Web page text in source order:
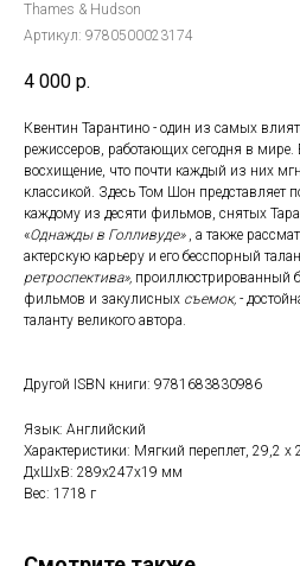
Thames & Hudson
Артикул: 9780500023174
4 000 р.
Квентин Тарантино - один из самых
режиссеров, работающих сегодня в
восхищение, что почти каждый из них
классикой. Здесь Том Шон представляет
каждому из десяти фильмов, снятых
«Однажды в Голливуде», а также
актерскую карьеру и его бесспорный
ретроспектива», проиллюстрированный
фильмов и закулисных съемок, -
таланту великого автора.
Другой ISBN книги: 9781683830986
Язык: Английский
Характеристики: Мягкий переплет, 29,2
ДxШxВ: 289x247x19 мм
Вес: 1718 г